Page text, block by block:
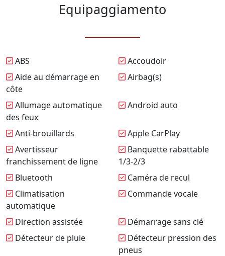
Equipaggiamento
ABS
Accoudoir
Aide au démarrage en
côte
Airbag(s)
Allumage automatique
des feux
Android auto
Anti-brouillards
Apple CarPlay
Avertisseur
franchissement de ligne
Banquette rabattable
1/3-2/3
Bluetooth
Caméra de recul
Climatisation
automatique
Commande vocale
Direction assistée
Démarrage sans clé
Détecteur de pluie
Détecteur pression des
pneus